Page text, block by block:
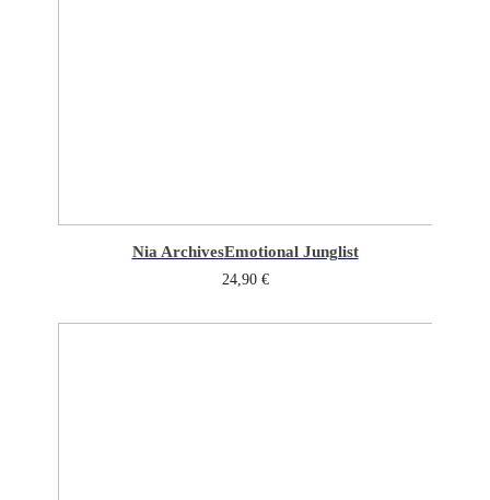
Nia ArchivesEmotional Junglist
24,90 €